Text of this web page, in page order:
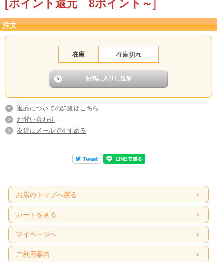
[ポイント還元 8ポイント～]
注文
在庫 在庫切れ
返品についての詳細はこちら
お問い合わせ
友達にメールですすめる
お店のトップへ戻る
カートを見る
マイページへ
ご利用案内